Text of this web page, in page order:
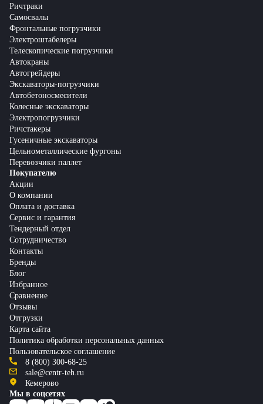
Ричтраки
Самосвалы
Фронтальные погрузчики
Электроштабелеры
Телескопические погрузчики
Автокраны
Автогрейдеры
Экскаваторы-погрузчики
Автобетоносмесители
Колесные экскаваторы
Электропогрузчики
Ричстакеры
Гусеничные экскаваторы
Цельнометаллические фургоны
Перевозчики паллет
Покупателю
Акции
О компании
Оплата и доставка
Сервис и гарантия
Тендерный отдел
Сотрудничество
Контакты
Бренды
Блог
Избранное
Сравнение
Отзывы
Отгрузки
Карта сайта
Политика обработки персональных данных
Пользовательское соглашение
8 (800) 300-68-25
sale@centr-teh.ru
Кемерово
Мы в соцсетях